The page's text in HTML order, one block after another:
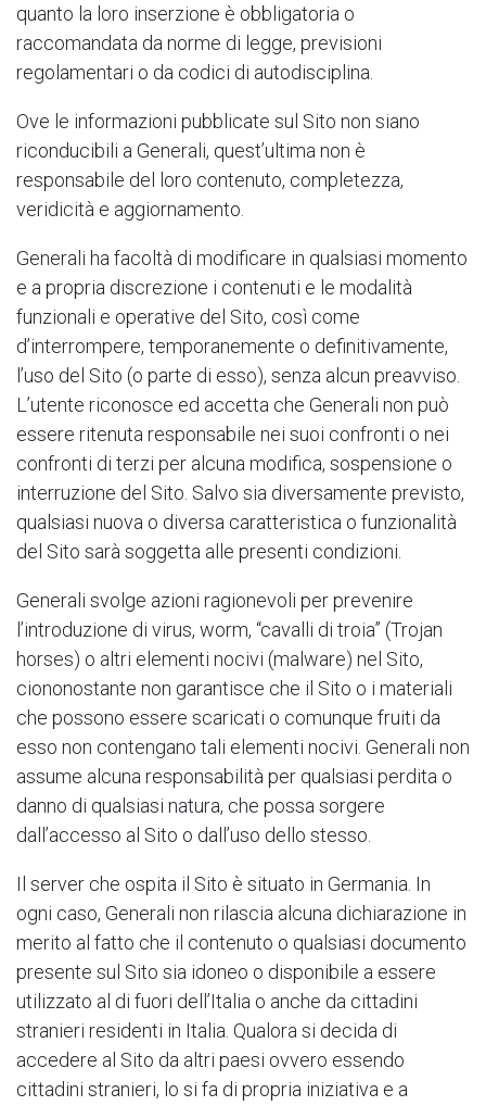
quanto la loro inserzione è obbligatoria o
raccomandata da norme di legge, previsioni
regolamentari o da codici di autodisciplina.
Ove le informazioni pubblicate sul Sito non siano
riconducibili a Generali, quest’ultima non è
responsabile del loro contenuto, completezza,
veridicità e aggiornamento.
Generali ha facoltà di modificare in qualsiasi momento
e a propria discrezione i contenuti e le modalità
funzionali e operative del Sito, così come
d’interrompere, temporanemente o definitivamente,
l’uso del Sito (o parte di esso), senza alcun preavviso.
L’utente riconosce ed accetta che Generali non può
essere ritenuta responsabile nei suoi confronti o nei
confronti di terzi per alcuna modifica, sospensione o
interruzione del Sito. Salvo sia diversamente previsto,
qualsiasi nuova o diversa caratteristica o funzionalità
del Sito sarà soggetta alle presenti condizioni.
Generali svolge azioni ragionevoli per prevenire
l’introduzione di virus, worm, “cavalli di troia” (Trojan
horses) o altri elementi nocivi (malware) nel Sito,
ciononostante non garantisce che il Sito o i materiali
che possono essere scaricati o comunque fruiti da
esso non contengano tali elementi nocivi. Generali non
assume alcuna responsabilità per qualsiasi perdita o
danno di qualsiasi natura, che possa sorgere
dall’accesso al Sito o dall’uso dello stesso.
Il server che ospita il Sito è situato in Germania. In
ogni caso, Generali non rilascia alcuna dichiarazione in
merito al fatto che il contenuto o qualsiasi documento
presente sul Sito sia idoneo o disponibile a essere
utilizzato al di fuori dell’Italia o anche da cittadini
stranieri residenti in Italia. Qualora si decida di
accedere al Sito da altri paesi ovvero essendo
cittadini stranieri, lo si fa di propria iniziativa e a